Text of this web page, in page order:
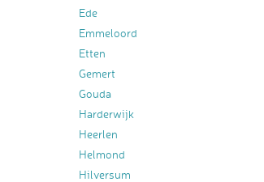
Ede
Emmeloord
Etten
Gemert
Gouda
Harderwijk
Heerlen
Helmond
Hilversum